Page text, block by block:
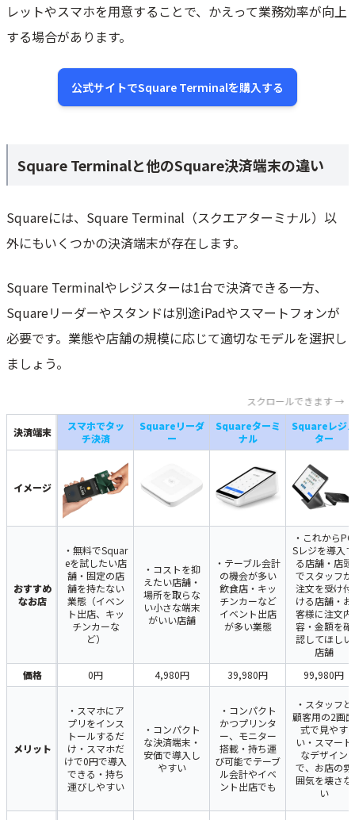
レットやスマホを用意することで、かえって業務効率が向上
する場合があります。
公式サイトでSquare Terminalを購入する
Square Terminalと他のSquare決済端末の違い
Squareには、Square Terminal（スクエアターミナル）以
外にもいくつかの決済端末が存在します。
Square Terminalやレジスターは1台で決済できる一方、
Squareリーダーやスタンドは別途iPadやスマートフォンが
必要です。業態や店舗の規模に応じて適切なモデルを選択し
ましょう。
スクロールできます →
決済端末
スマホでタッ
チ決済
Squareリーダ
ー
Squareターミ
ナル
Squareレジ
ター
イメージ
おすすめ
なお店
・無料でSquar
eを試したい店
舗・固定の店
舗を持たない
業態（イベン
ト出店、キッ
チンカーな
ど）
・コストを抑
えたい店舗・
場所を取らな
い小さな端末
がいい店舗
・テーブル会計
の機会が多い
飲食店・キッ
チンカーなど
イベント出店
が多い業態
・これからPO
Sレジを導入す
る店舗・店頭
でスタッフが
注文を受け付
ける店舗・お
客様に注文内
容・金額を確
認してほしい
店舗
価格
0円 4,980円 39,980円 99,980円
メリット
・スマホにア
プリをインス
トールするだ
け・スマホだ
けで0円で導入
できる・持ち
運びしやすい
・コンパクト
な決済端末・
安価で導入し
やすい
・コンパクト
かつプリンタ
ー、モニター
搭載・持ち運
び可能でテーブ
ル会計やイベ
ント出店でも
・スタッフと
顧客用の2画面
式で見やす
い・スマート
なデザイン
で、お店の雰
囲気を壊さな
い